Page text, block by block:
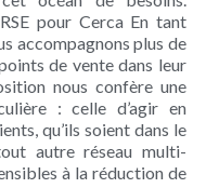
pour Cerca En tant
accompagnons plus de
de vente dans leur
nous confère une
: celle d’agir en
qu’ils soient dans le
autre réseau multi-
à la réduction de